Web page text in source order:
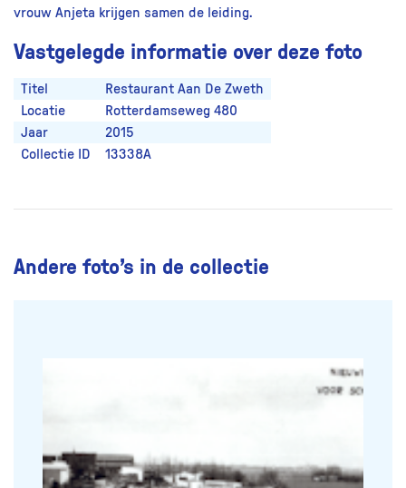
vrouw Anjeta krijgen samen de leiding.
Vastgelegde informatie over deze foto
Titel
Restaurant Aan De Zweth
Locatie
Rotterdamseweg 480
Jaar
2015
Collectie ID
13338A
Andere foto’s in de collectie